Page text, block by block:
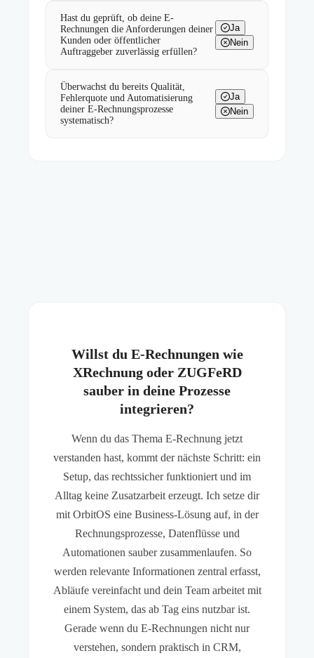
Hast du geprüft, ob deine E-
Rechnungen die Anforderungen deiner
Kunden oder öffentlicher
Auftraggeber zuverlässig erfüllen?
Ja
Nein
Überwachst du bereits Qualität,
Fehlerquote und Automatisierung
deiner E-Rechnungsprozesse
systematisch?
Ja
Nein
Willst du E-Rechnungen wie
XRechnung oder ZUGFeRD
sauber in deine Prozesse
integrieren?
Wenn du das Thema E-Rechnung jetzt
verstanden hast, kommt der nächste Schritt: ein
Setup, das rechtssicher funktioniert und im
Alltag keine Zusatzarbeit erzeugt. Ich setze dir
mit OrbitOS eine Business-Lösung auf, in der
Rechnungsprozesse, Datenflüsse und
Automationen sauber zusammenlaufen. So
werden relevante Informationen zentral erfasst,
Abläufe vereinfacht und dein Team arbeitet mit
einem System, das ab Tag eins nutzbar ist.
Gerade wenn du E-Rechnungen nicht nur
verstehen, sondern praktisch in CRM,